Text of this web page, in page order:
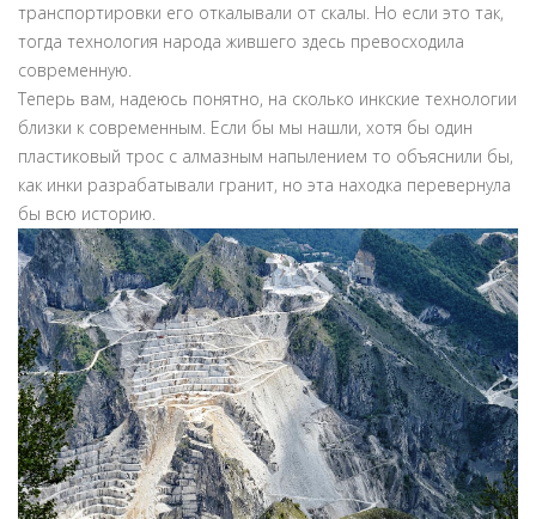
транспортировки его откалывали от скалы. Но если это так,
тогда технология народа жившего здесь превосходила
современную.
Теперь вам, надеюсь понятно, на сколько инкские технологии
близки к современным. Если бы мы нашли, хотя бы один
пластиковый трос с алмазным напылением то объяснили бы,
как инки разрабатывали гранит, но эта находка перевернула
бы всю историю.